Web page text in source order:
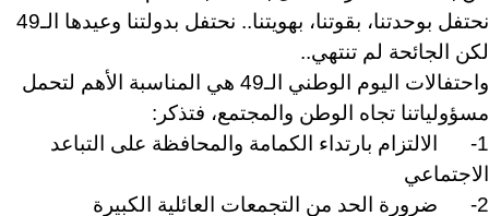
نحتفل بوحدتنا، بقوتنا، بهويتنا.. نحتفل بدولتنا وعيدها الـ49
لكن الجائحة لم تنتهي..
واحتفالات اليوم الوطني الـ49 هي المناسبة الأهم لتحمل
مسؤولياتنا تجاه الوطن والمجتمع، فتذكر:
1- الالتزام بارتداء الكمامة والمحافظة على التباعد
الاجتماعي
2- ضرورة الحد من التجمعات العائلية الكبيرة